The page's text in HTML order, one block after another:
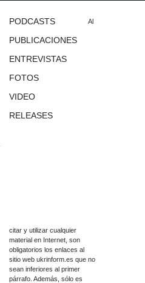
PODCASTS
PUBLICACIONES
ENTREVISTAS
FOTOS
VIDEO
RELEASES
Al
citar y utilizar cualquier
material en Internet, son
obligatorios los enlaces al
sitio web ukrinform.es que no
sean inferiores al primer
párrafo. Además, sólo es